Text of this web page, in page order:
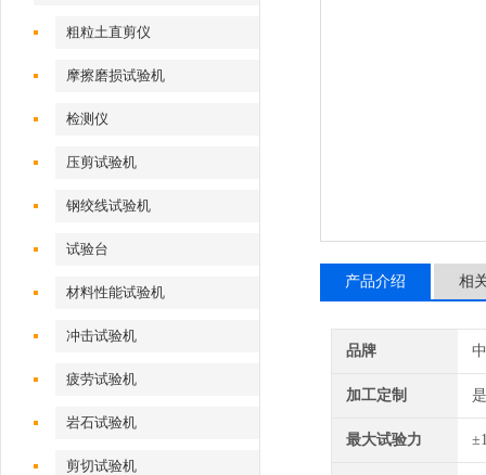
粗粒土直剪仪
摩擦磨损试验机
检测仪
压剪试验机
钢绞线试验机
试验台
材料性能试验机
冲击试验机
疲劳试验机
岩石试验机
剪切试验机
产品介绍 相
品牌
加工定制 是
最大试验力